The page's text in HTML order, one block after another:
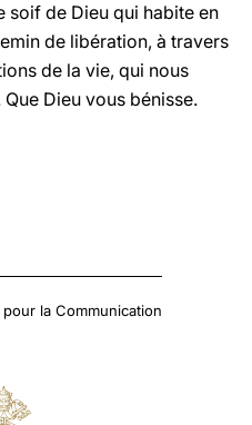
soif de Dieu qui habite en
de libération, à travers
de la vie, qui nous
Dieu vous bénisse.
la Communication